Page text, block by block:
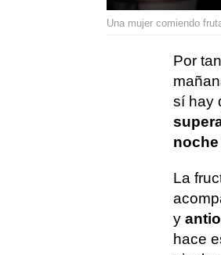
Una mujer comiendo
Por
sí hay
noche
La
y
hace